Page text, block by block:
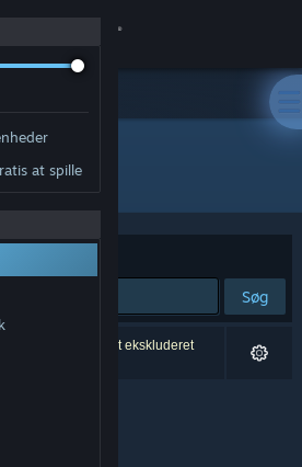
at spille
Søg
5 titler er blevet ekskluderet